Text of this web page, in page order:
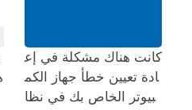
كانت هناك مشكلة في إع
ادة تعيين خطأ جهاز الكم
بيوتر الخاص بك في نظا